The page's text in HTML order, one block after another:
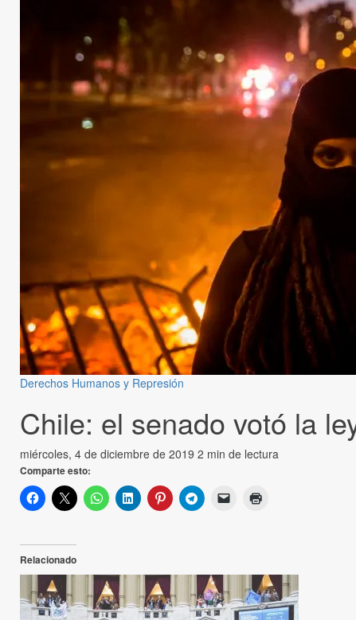
Derechos Humanos y Represión
Chile: el senado votó la
miércoles, 4 de diciembre de 2019 2 min de lectura
Comparte esto:
Relacionado